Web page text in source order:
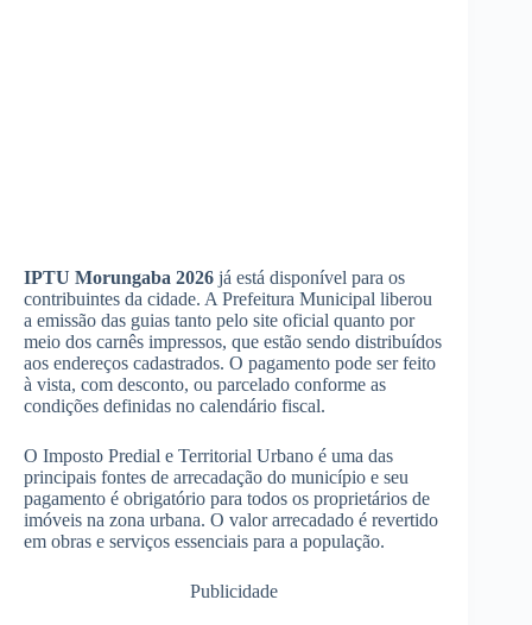
IPTU Morungaba 2026 já está disponível para os
contribuintes da cidade. A Prefeitura Municipal liberou
a emissão das guias tanto pelo site oficial quanto por
meio dos carnês impressos, que estão sendo distribuídos
aos endereços cadastrados. O pagamento pode ser feito
à vista, com desconto, ou parcelado conforme as
condições definidas no calendário fiscal.
O Imposto Predial e Territorial Urbano é uma das
principais fontes de arrecadação do município e seu
pagamento é obrigatório para todos os proprietários de
imóveis na zona urbana. O valor arrecadado é revertido
em obras e serviços essenciais para a população.
Publicidade